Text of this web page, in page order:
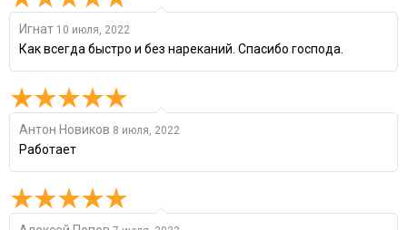
Игнат 10 июля, 2022
Как всегда быстро и без нареканий. Спасибо господа.
Антон Новиков 8 июля, 2022
Работает